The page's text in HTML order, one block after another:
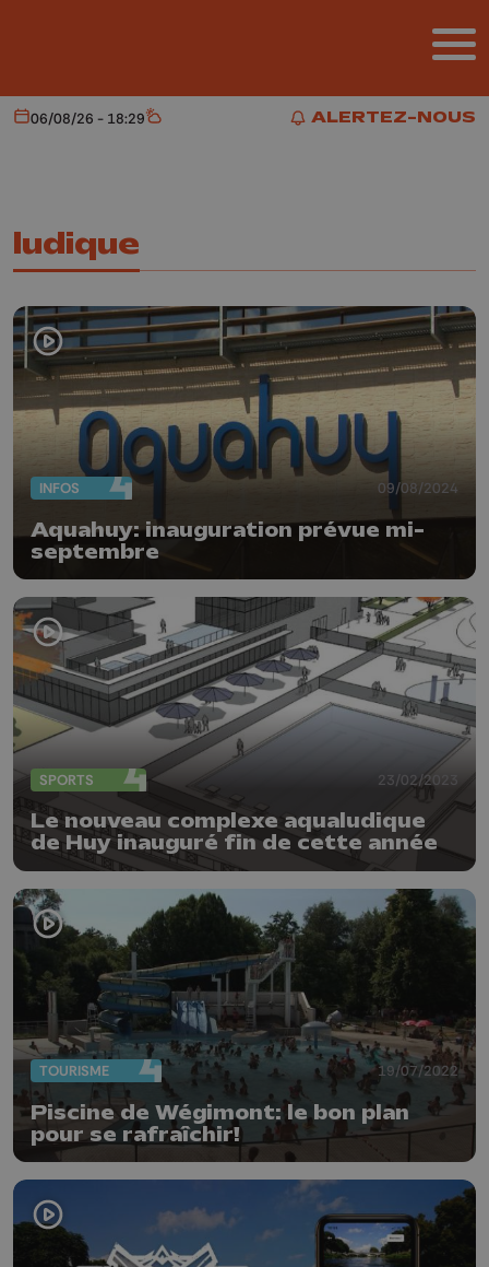
ALERTEZ-NOUS
ALERTEZ-NOUS
Aujourd'hui
06/08/26 - 18:29 Météo
ludique
INFOS 09/08/2024
Aquahuy: inauguration prévue mi-
septembre
SPORTS 23/02/2023
Le nouveau complexe aqualudique
de Huy inauguré fin de cette année
TOURISME 19/07/2022
Piscine de Wégimont: le bon plan
pour se rafraîchir!